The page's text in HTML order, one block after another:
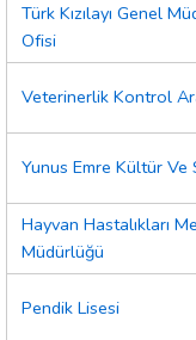
Türk Kızılayı Genel
Ofisi
Veterinerlik Kontrol
Yunus Emre Kültür Ve
Hayvan Hastalıkları
Müdürlüğü
Pendik Lisesi